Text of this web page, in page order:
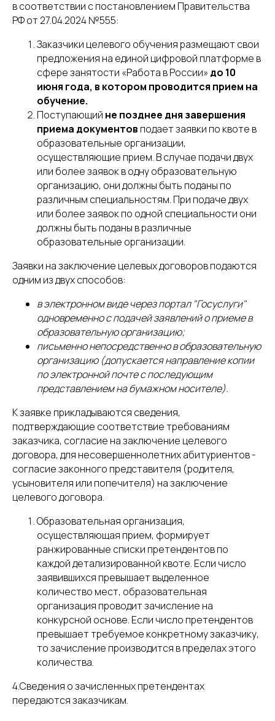
в соответствии с постановлением Правительства
РФ от 27.04.2024 №555:
Заказчики целевого обучения размещают свои
предложения на единой цифровой платформе в
сфере занятости «Работа в России» до 10
июня года, в котором проводится прием на
обучение.
Поступающий не позднее дня завершения
приема документов подает заявки по квоте в
образовательные организации,
осуществляющие прием. В случае подачи двух
или более заявок в одну образовательную
организацию, они должны быть поданы по
различным специальностям. При подаче двух
или более заявок по одной специальности они
должны быть поданы в различные
образовательные организации.
Заявки на заключение целевых договоров подаются
одним из двух способов:
в электронном виде через портал "Госуслуги"
одновременно с подачей заявлений о приеме в
образовательную организацию;
письменно непосредственно в образовательную
организацию (допускается направление копии
по электронной почте с последующим
представлением на бумажном носителе).
К заявке прикладываются сведения,
подтверждающие соответствие требованиям
заказчика, согласие на заключение целевого
договора, для несовершеннолетних абитуриентов -
согласие законного представителя (родителя,
усыновителя или попечителя) на заключение
целевого договора.
Образовательная организация,
осуществляющая прием, формирует
ранжированные списки претендентов по
каждой детализированной квоте. Если число
заявившихся превышает выделенное
количество мест, образовательная
организация проводит зачисление на
конкурсной основе. Если число претендентов
превышает требуемое конкретному заказчику,
то зачисление производится в пределах этого
количества.
4.Сведения о зачисленных претендентах
передаются заказчикам.